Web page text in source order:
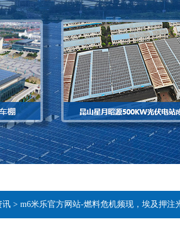
讯 > m6米乐官方网站-燃料危机频现，埃及押注